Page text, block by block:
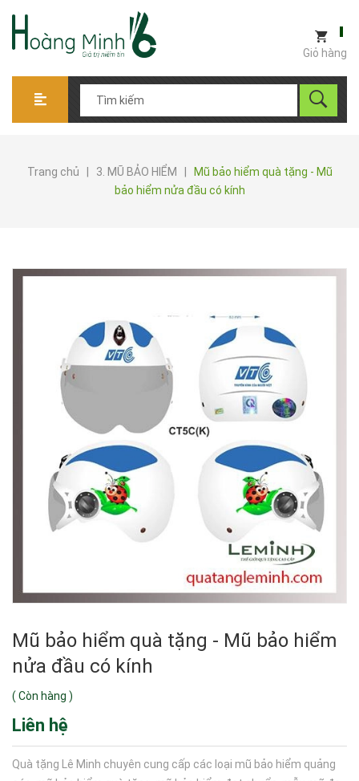
Giỏ hàng
Trang chủ 3. MŨ BẢO HIỂM
Mũ bảo hiểm quà tặng - Mũ
bảo hiểm nửa đầu có kính
Mũ bảo hiểm quà tặng - Mũ bảo hiểm
nửa đầu có kính
( Còn hàng )
Liên hệ
Quà tặng Lê Minh chuyên cung cấp các loại mũ bảo hiểm quảng